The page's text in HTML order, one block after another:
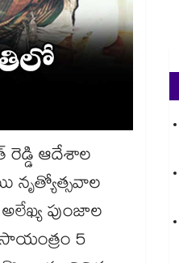
ఆదేశాల
అలేఖ్య పుంజాల
5